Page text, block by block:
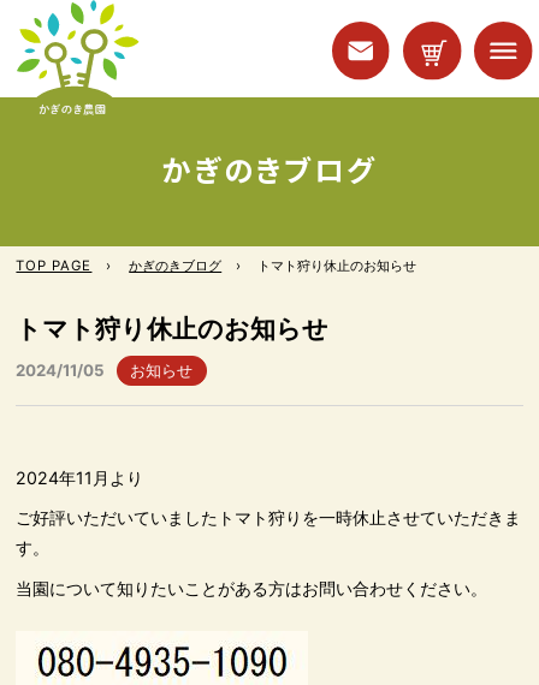
かぎのきブログ
TOP PAGE かぎのきブログ トマト狩り休止のお知らせ
トマト狩り休止のお知らせ
2024/11/05 お知らせ
2024年11月より
ご好評いただいていましたトマト狩りを一時休止させていただきま
す。
当園について知りたいことがある方はお問い合わせください。